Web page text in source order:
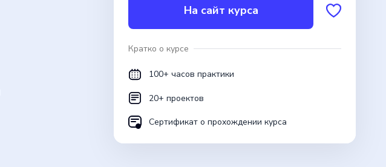
На сайт курса
Кратко о курсе
100+ часов практики
20+ проектов
Сертификат о прохождении курса